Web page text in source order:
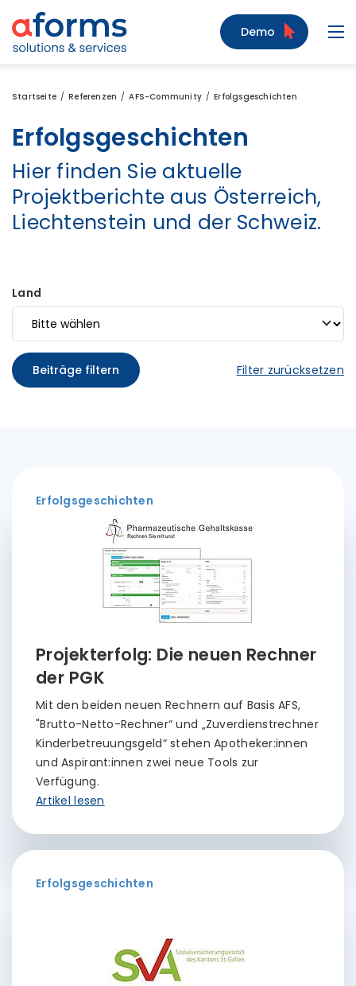
Zum Inhalt
Zum Menü
Zur Suche
Demo
Startseite Referenzen AFS-Community Erfolgsgeschichten
Erfolgsgeschichten
Hier finden Sie aktuelle
Projektberichte aus Österreich,
Liechtenstein und der Schweiz.
Land
Beiträge filtern Filter zurücksetzen
Erfolgsgeschichten
Projekterfolg: Die neuen Rechner
der PGK
Mit den beiden neuen Rechnern auf Basis AFS,
"Brutto-Netto-Rechner“ und „Zuverdienstrechner
Kinderbetreuungsgeld“ stehen Apotheker:innen
und Aspirant:innen zwei neue Tools zur
Verfügung.
Artikel lesen
Erfolgsgeschichten